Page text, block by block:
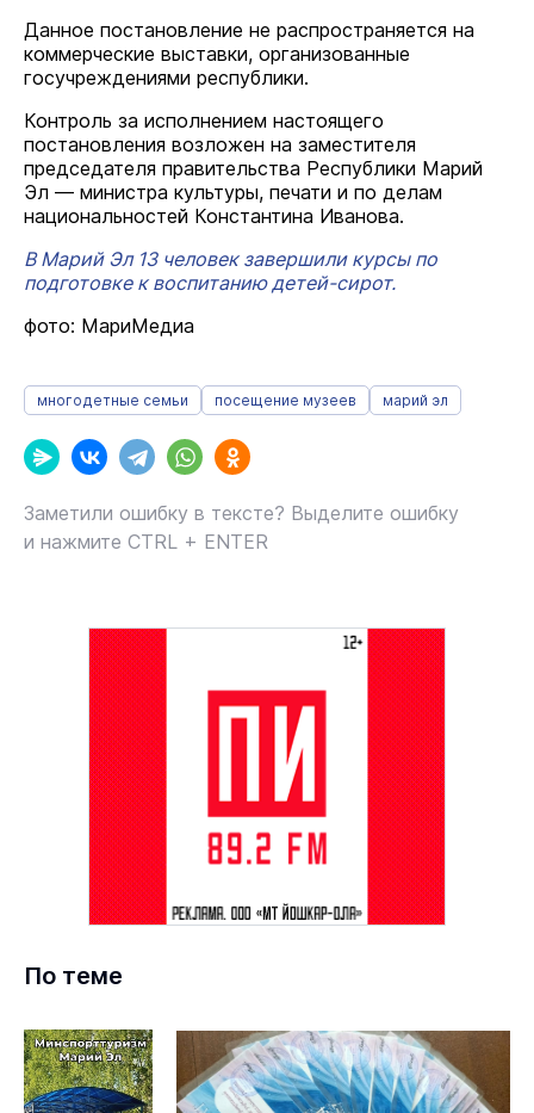
Данное постановление не распространяется на
коммерческие выставки, организованные
госучреждениями республики.
Контроль за исполнением настоящего
постановления возложен на заместителя
председателя правительства Республики Марий
Эл — министра культуры, печати и по делам
национальностей Константина Иванова.
В Марий Эл 13 человек завершили курсы по
подготовке к воспитанию детей-сирот.
фото: МариМедиа
многодетные семьи посещение музеев марий эл
Заметили ошибку в тексте? Выделите ошибку
и нажмите CTRL + ENTER
По теме